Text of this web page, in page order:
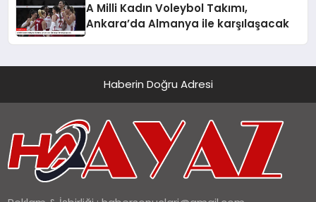
A Milli Kadın Voleybol Takımı,
Ankara’da Almanya ile karşılaşacak
Haberin Doğru Adresi